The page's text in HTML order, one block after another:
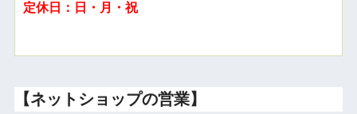
定休日：日・月・祝
【ネットショップの営業】